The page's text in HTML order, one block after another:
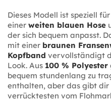
Dieses Modell ist speziell
einer weiten blauen Hose
der sich bequem anpasst.
mit einer braunen
Kopfband vervollständigt
Look. Aus 100 % Polyester
bequem stundenlang zu
enthalten, aber das gibt
verrücktesten vom